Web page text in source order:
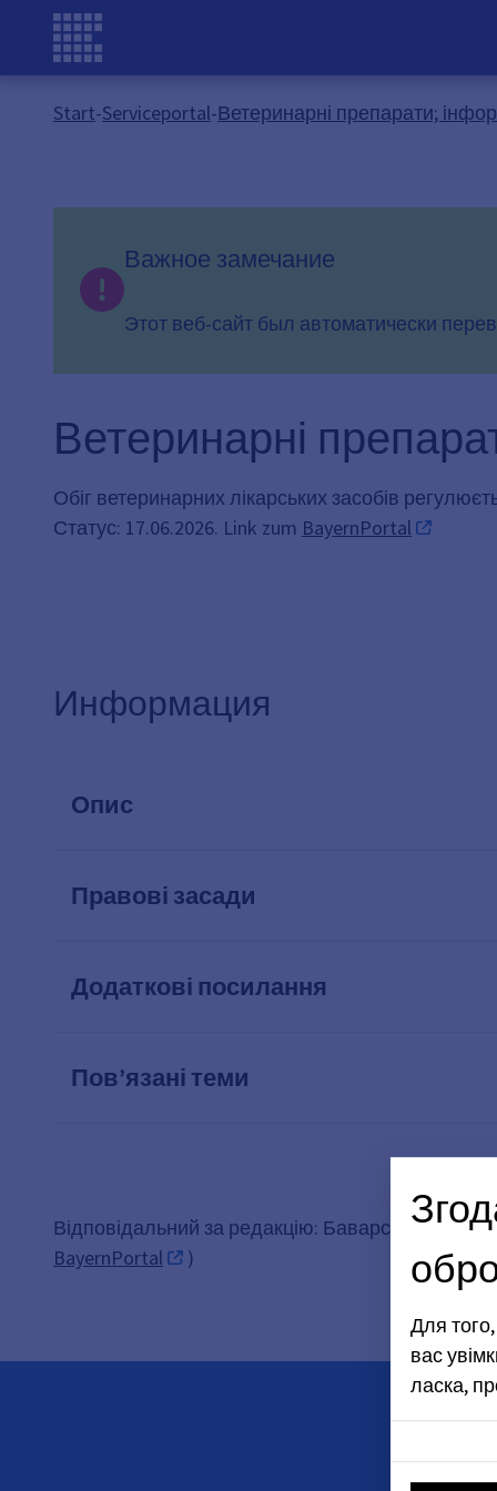
Start-Serviceportal-Ветеринарні препарати;
Важное замечание
Этот веб-сайт был автоматически
Ветеринарні
Обіг ветеринарних лікарських засобів
Статус: 17.06.2026. Link zum BayernPortal
Информация
Опис
Правові засади
Додаткові посилання
Пов’язані теми
Відповідальний за редакцію: Баварське
BayernPortal
)
Для
вас
ласка,